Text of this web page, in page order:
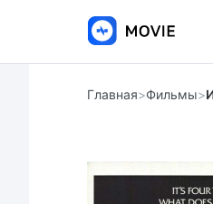
Главная>Фильмы>